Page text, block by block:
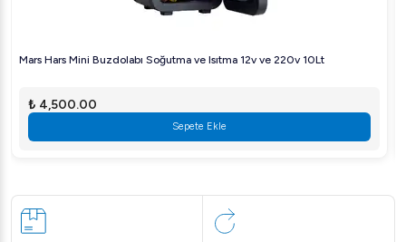
Mars Hars Mini Buzdolabı Soğutma ve Isıtma 12v ve 220v 10Lt
₺ 4,500.00
Sepete Ekle